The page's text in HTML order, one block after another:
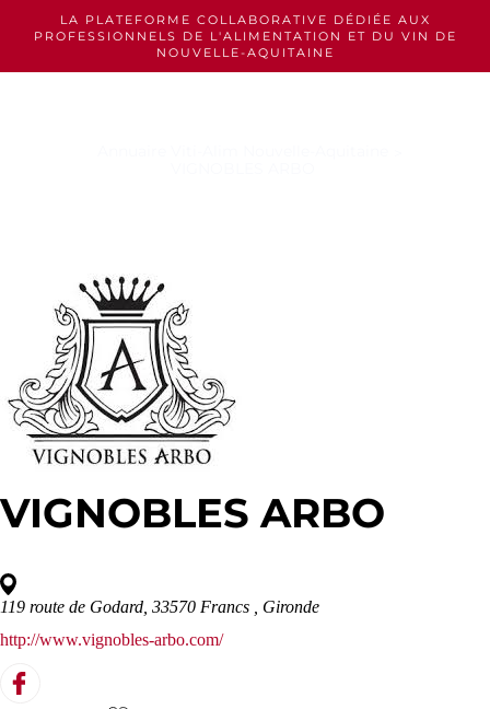
content
LA PLATEFORME COLLABORATIVE DÉDIÉE AUX
PROFESSIONNELS DE L'ALIMENTATION ET DU VIN DE
NOUVELLE-AQUITAINE
VIGNOBLES ARBO
119 route de Godard, 33570 Francs
, Gironde
http://www.vignobles-arbo.com/